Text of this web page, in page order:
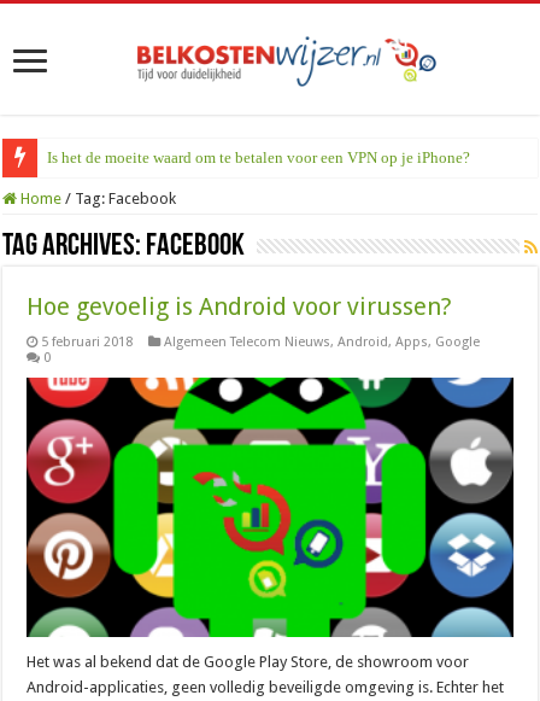
Is het de moeite waard om te betalen voor een VPN op je iPhone?
Home / Tag:Facebook
Tag Archives: Facebook
Hoe gevoelig is Android voor virussen?
5 februari 2018 Algemeen Telecom Nieuws,Android,Apps, Google
0
Het was al bekend dat de Google Play Store, de showroom voor
Android-applicaties, geen volledig beveiligde omgeving is. Echter het